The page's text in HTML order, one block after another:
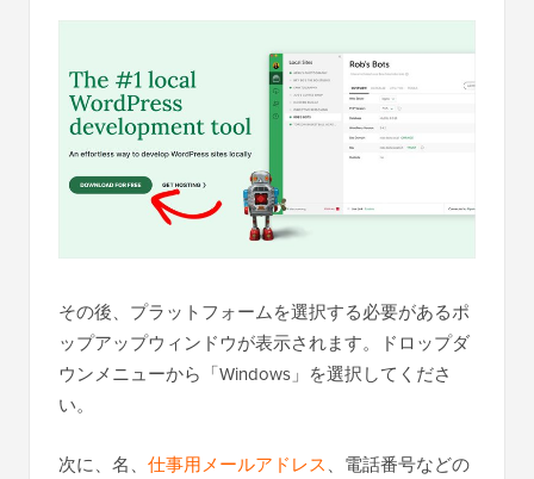
その後、プラットフォームを選択する必要があるポ
ップアップウィンドウが表示されます。ドロップダ
ウンメニューから「Windows」を選択してくださ
い。
次に、名、 仕事用メールアドレス、電話番号などの